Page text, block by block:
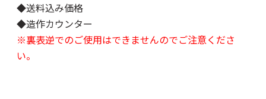
◆送料込み価格
◆造作カウンター
※裏表逆でのご使用はできませんのでご注意くださ
い。